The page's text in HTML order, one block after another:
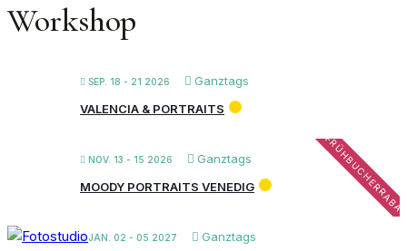
Workshop
SEP. 18 - 21 2026
Ganztags
VALENCIA & PORTRAITS
NOV. 13 - 15 2026 Ganztags
MOODY PORTRAITS VENEDIG
JAN. 02 - 05 2027
Ganztags